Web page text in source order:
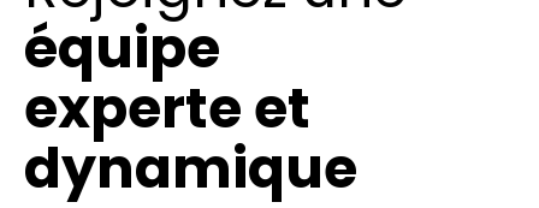
équipe
experte et
dynamique